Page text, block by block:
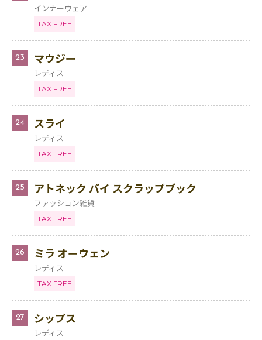
インナーウェア
TAX FREE
23 マウジー
レディス
TAX FREE
24 スライ
レディス
TAX FREE
25 アトネック バイ スクラップブック
ファッション雑貨
TAX FREE
26 ミラ オーウェン
レディス
TAX FREE
27 シップス
レディス